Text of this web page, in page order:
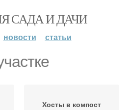
САДА И ДАЧИ
новости статьи
Хосты в компост